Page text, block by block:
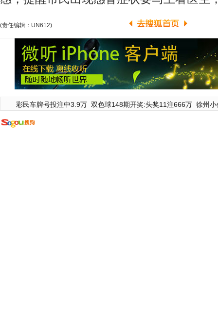
(责任编辑：UN612)
彩民车牌号投注中3.9万 双色球148期开奖:头奖11注666万 徐州